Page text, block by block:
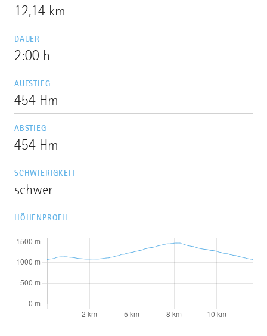
12,14 km
DAUER
2:00 h
AUFSTIEG
454 Hm
ABSTIEG
454 Hm
SCHWIERIGKEIT
schwer
HÖHENPROFIL